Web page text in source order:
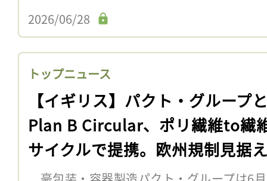
2026/06/28
トップニュース
【イギリス】パクト・グループ
Plan B Circular、ポリ繊維to繊
サイクルで提携。欧州規制見据